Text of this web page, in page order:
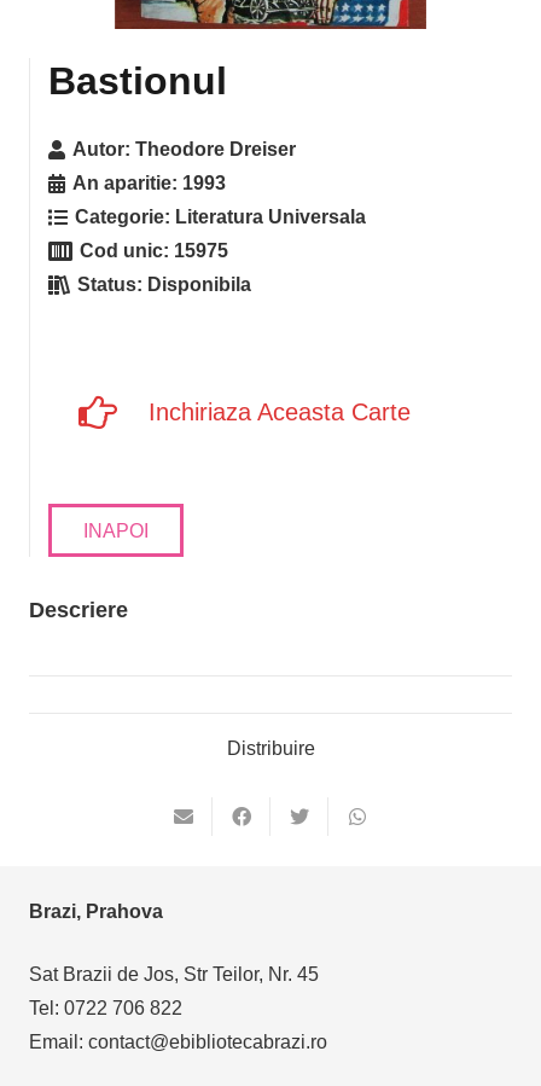
Bastionul
Autor:Theodore Dreiser
An aparitie: 1993
Categorie: Literatura Universala
Cod unic: 15975
Status: Disponibila
Inchiriaza Aceasta Carte
INAPOI
Descriere
Distribuire
Brazi, Prahova
Sat Brazii de Jos, Str Teilor, Nr. 45
Tel: 0722 706 822
Email: contact@ebibliotecabrazi.ro